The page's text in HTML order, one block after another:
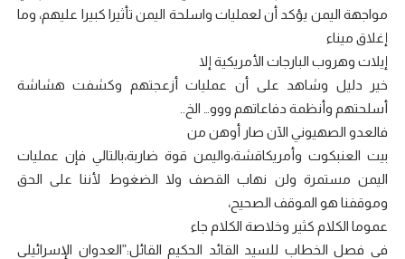
مواجهة اليمن يؤكد أن لعمليات واسلحة اليمن تأثيرا كبيرا عليهم، وما
إغلاق ميناء
إيلات وهروب البارجات الأمريكية إلا
خير دليل وشاهد على أن عمليات أزعجتهم وكشفت هشاشة
أسلحتهم وأنظمة دفاعاتهم ووو… الخ..
فالعدو الصهيوني الآن صار أوهن من
بيت العنبكوت وأمريكاقشة،واليمن قوة ضاربة،بالتالي فإن عمليات
اليمن مستمرة ولن نهاب القصف ولا الضغوط لأننا على الحق
وموقفنا هو الموقف الصحيح،
عموما الكلام كثير وخلاصة الكلام جاء
في فصل الخطاب للسيد القائد الحكيم القائل:”العدوان الإسرائيلي